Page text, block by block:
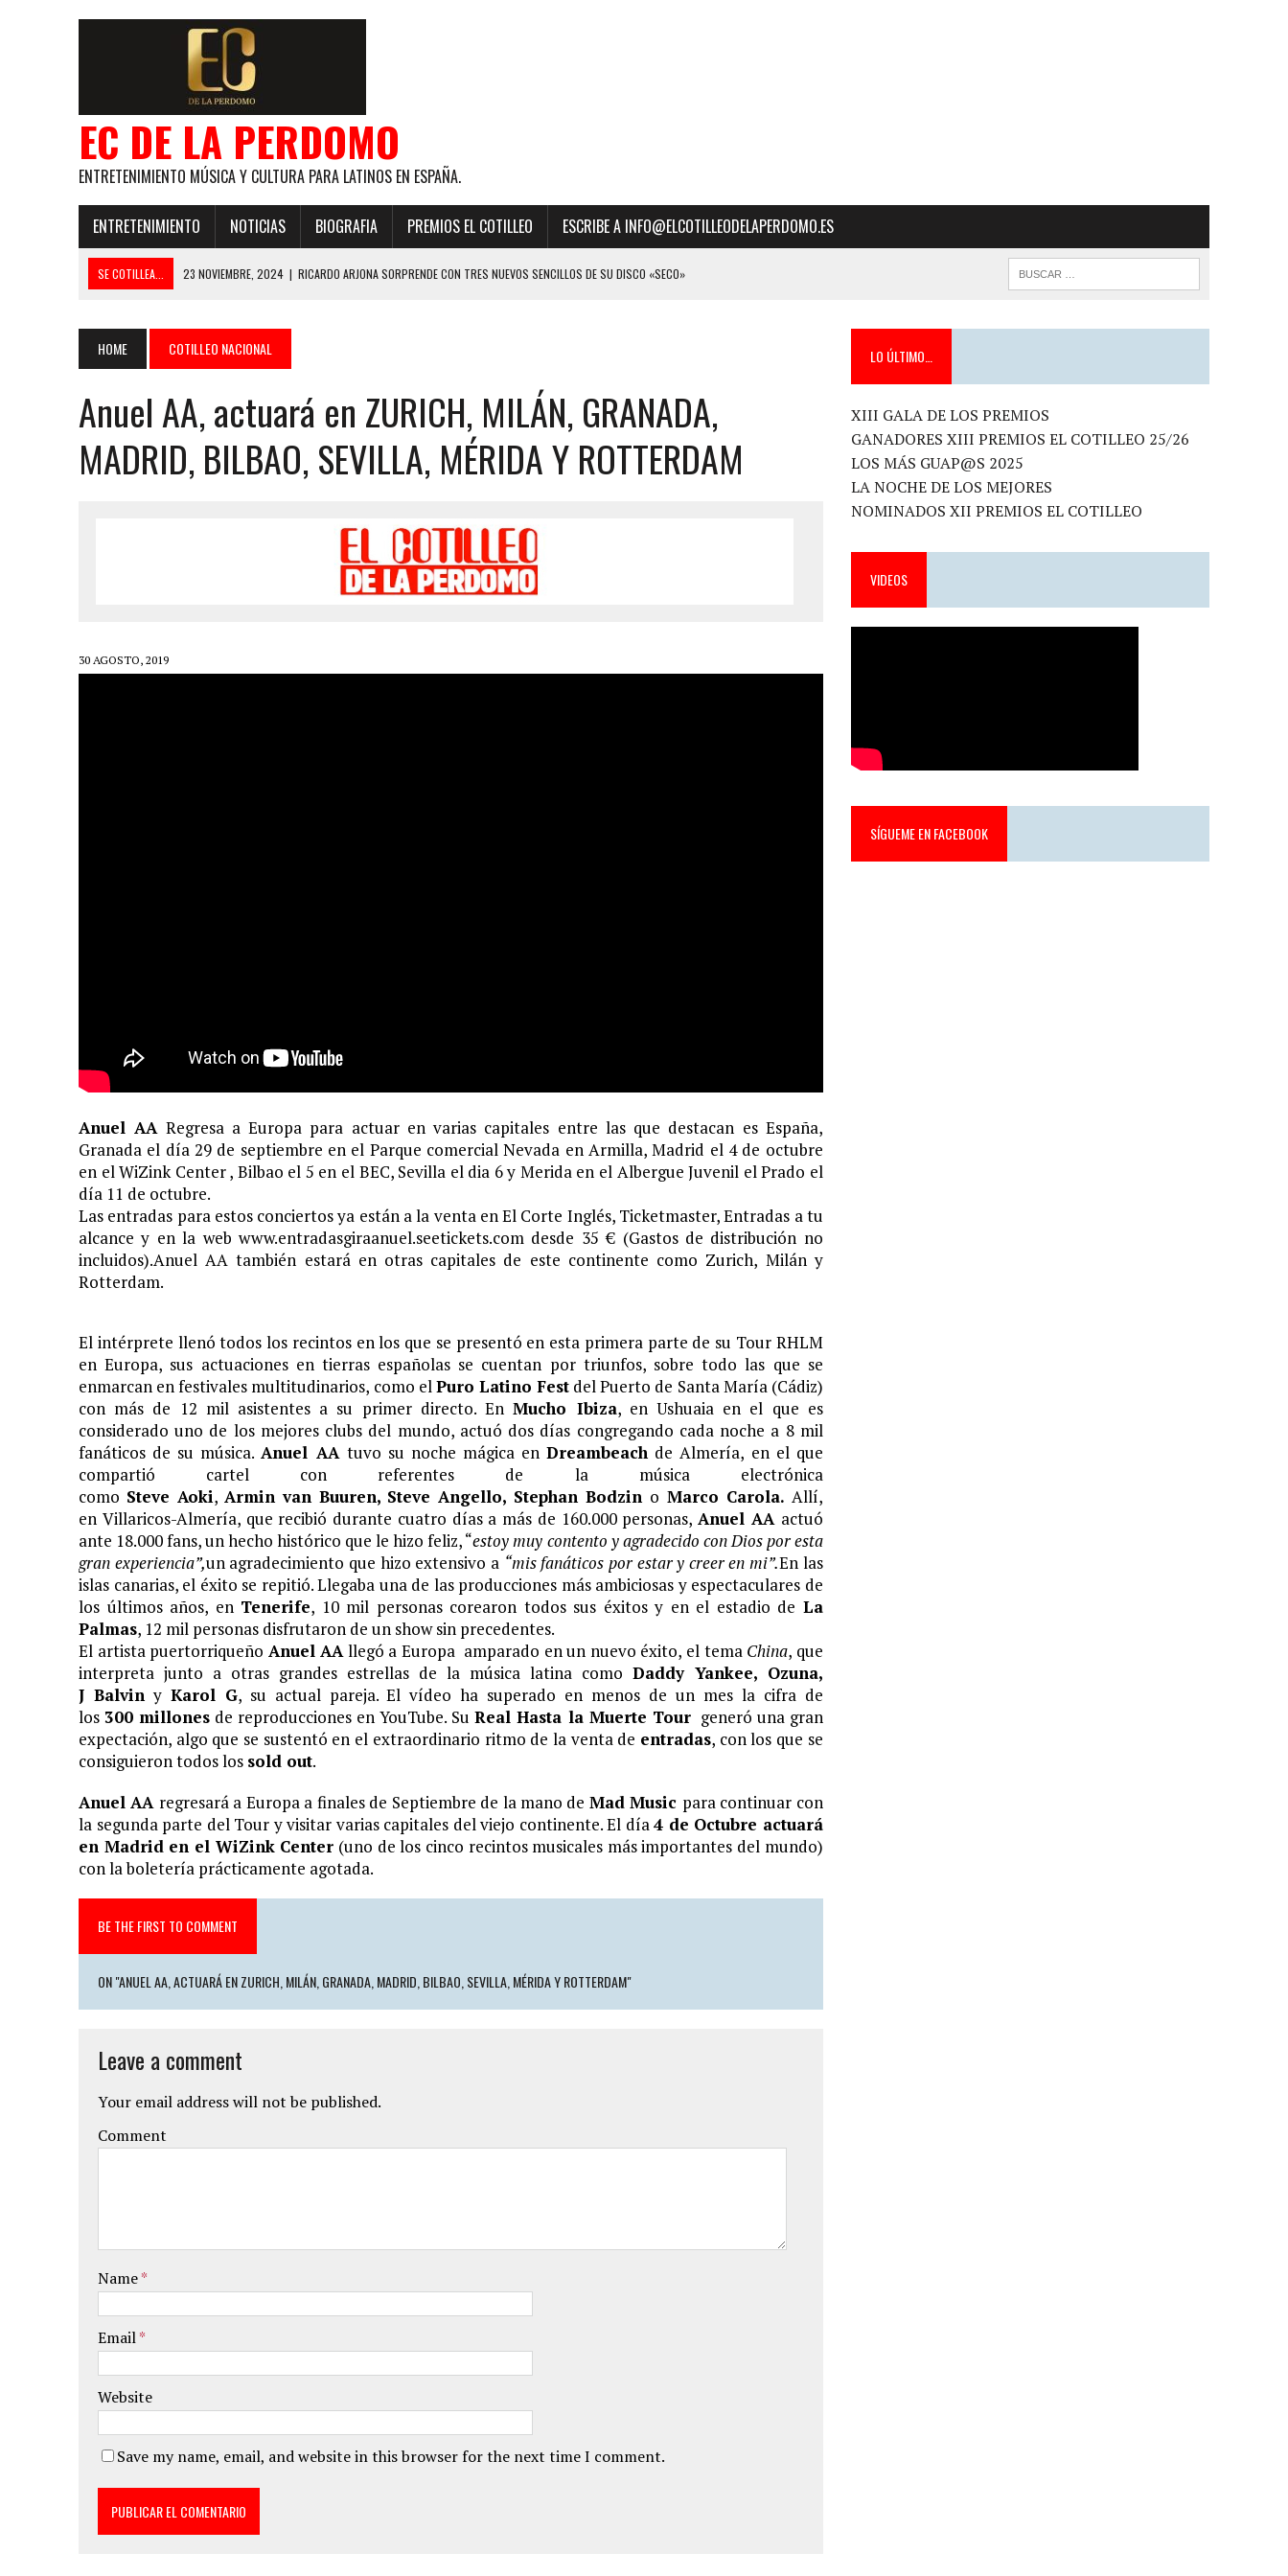
EC DE LA PERDOMO
ENTRETENIMIENTO MÚSICA Y CULTURA PARA LATINOS EN ESPAÑA.
ENTRETENIMIENTO NOTICIAS BIOGRAFIA PREMIOS EL COTILLEO ESCRIBE A INFO@ELCOTILLEODELAPERDOMO.ES
SE COTILLEA... 23 NOVIEMBRE, 2024 | RICARDO ARJONA SORPRENDE CON TRES NUEVOS SENCILLOS DE SU DISCO «SECO»
21 NOVIEMBRE, 2023 | ESLABON ARMADO SE LLEVA A CASA EL PREMIO BILLBOARD DE LA MÚSICA 2023 A “MEJOR CANCIÓN LATINA” POR SU ÉXITO
GLOBAL ELLA BAILA SOLA
31 MARZO, 2023
| GRUPO NICHE ANUNCIA SUS FECHAS EN EUROPA
6 MARZO, 2023
MADRID SE RINDE AL CABALLERO DE LA SALSA
FOTOS X GALA DE PREMIOS EL COTILLEO 2023
FRANCY “LA REINA DE LA CANTINA” INVITADA SORPRESA EN LA X GALA DE LOS PREMIOS EL COTILLEO
13 DICIEMBRE, 2022
2 NOVIEMBRE, 2020 | EL COTILLEO 03/11/2020
30 OCTUBRE, 2020 | HERENCIA HISPANA
25 OCTUBRE, 2020 | EL COTILLEO 26/10/2020
18 OCTUBRE, 2020 | EL COTILLEO 19/10/2020
12 OCTUBRE, 2020 | EL COTILLEO 12/10/2020
6 SEPTIEMBRE, 2020 | EL COTILLEO 07/09/2020
26 JULIO, 2020 | EL COTILLEO 27/07/2020
22 JUNIO, 2020
7 JUNIO, 2020 | EL COTILLEO 08/06/2020
2 FEBRERO, 2026 | XIII GALA DE LOS PREMIOS
1 FEBRERO, 2026
| GANADORES XIII PREMIOS EL COTILLEO 25/26
3 FEBRERO, 2025
LOS MÁS GUAP@S 2025
2 DICIEMBRE, 2024
NOMINADOS XII PREMIOS EL COTILLEO
23 NOVIEMBRE, 2024 | PREMIOS EL COTILLEO 24-25
28 ENERO, 2024 | LOS ARTISTAS INVITADOS
1 FEBRERO, 2025 | LA NOCHE DE LOS MEJORES
HOME COTILLEO NACIONAL
Anuel AA, actuará en ZURICH, MILÁN, GRANADA,
MADRID, BILBAO, SEVILLA, MÉRIDA Y ROTTERDAM
30 AGOSTO, 2019
Anuel AARegresa a Europa para actuar en varias capitales entre las que destacan es España,
Granada el día 29 de septiembre en el Parque comercial Nevada en Armilla, Madrid el 4 de octubre
en el WiZink Center , Bilbao el 5 en el BEC, Sevilla el dia 6 y Merida en el Albergue Juvenil el Prado el
día 11 de octubre.
Las entradas para estos conciertos ya están a la venta en El Corte Inglés, Ticketmaster, Entradas a tu
alcance y en la web www.entradasgiraanuel.seetickets.com desde 35 € (Gastos de distribución no
incluidos).Anuel AA también estará en otras capitales de este continente como Zurich, Milán y
Rotterdam.
El intérprete llenó todos los recintos en los que se presentó en esta primera parte de su Tour RHLM
en Europa, sus actuaciones en tierras españolas se cuentan por triunfos, sobre todo las que se
enmarcan en festivales multitudinarios, como elPuro Latino Fest del Puerto de Santa María (Cádiz)
con más de 12 mil asistentes a su primer directo. EnMucho Ibiza, en Ushuaia en el que es
considerado uno de los mejores clubs del mundo, actuó dos días congregando cada noche a 8 mil
fanáticos de su música.Anuel AA tuvo su noche mágica enDreambeach de Almería, en el que
compartió cartel con referentes de la música electrónica
como Steve Aoki, Armin van Buuren, Steve Angello, Stephan Bodzin o Marco Carola. Allí,
en Villaricos-Almería, que recibió durante cuatro días a más de 160.000 personas,Anuel AA actuó
ante 18.000 fans, un hecho histórico que le hizo feliz, “estoy muy contento y agradecido con Dios por esta
gran experiencia”,un agradecimiento que hizo extensivo a “mis fanáticos por estar y creer en mi”.En las
islas canarias, el éxito se repitió. Llegaba una de las producciones más ambiciosas y espectaculares de
los últimos años, en Tenerife, 10 mil personas corearon todos sus éxitos y en el estadio de La
Palmas, 12 mil personas disfrutaron de un show sin precedentes.
El artista puertorriqueño Anuel AAllegó a Europa amparado en un nuevo éxito, el tema China, que
interpreta junto a otras grandes estrellas de la música latina como Daddy Yankee, Ozuna,
J Balviny Karol G, su actual pareja. El vídeo ha superado en menos de un mes la cifra de
los300 millones de reproducciones en YouTube. SuReal Hasta la Muerte Tourgeneró una gran
expectación, algo que se sustentó en el extraordinario ritmo de la venta de entradas, con los que se
consiguieron todos los sold out.
Anuel AA regresará a Europa a finales de Septiembre de la mano de Mad Music para continuar con
la segunda parte del Tour y visitar varias capitales del viejo continente. El día4 de Octubre actuará
en Madrid en el WiZink Center (uno de los cinco recintos musicales más importantes del mundo)
con la boletería prácticamente agotada.
BE THE FIRST TO COMMENT
ON "ANUEL AA, ACTUARÁ EN ZURICH, MILÁN, GRANADA, MADRID, BILBAO, SEVILLA, MÉRIDA Y ROTTERDAM"
Leave a comment
Your email address will not be published.
Comment
Name*
Email*
Website
Save my name, email, and website in this browser for the next time I comment.
LO ÚLTIMO…
XIII GALA DE LOS PREMIOS
GANADORES XIII PREMIOS EL COTILLEO 25/26
LOS MÁS GUAP@S 2025
LA NOCHE DE LOS MEJORES
NOMINADOS XII PREMIOS EL COTILLEO
VIDEOS
SÍGUEME EN FACEBOOK